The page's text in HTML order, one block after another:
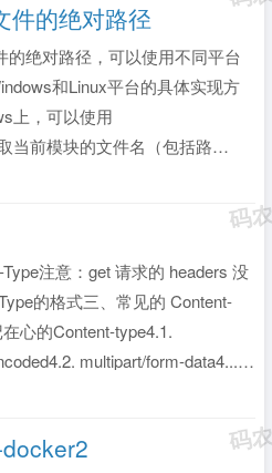
件的绝对路径
绝对路径，可以使用不同平台
和Linux平台的具体实现方
上，可以使用
当前模块的文件名（包括路
<iost...
注意：get 请求的 headers 没
的格式三、常见的 Content-
心的Content-type4.1.
multipart/form-data4...